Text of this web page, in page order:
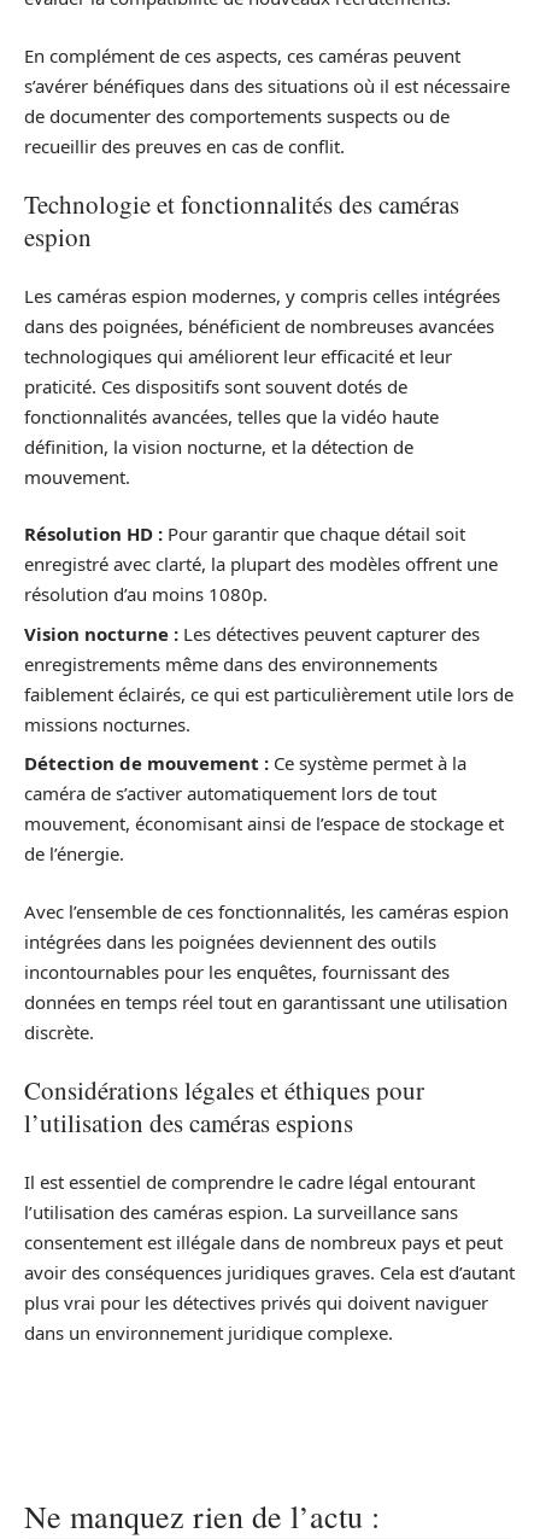
En complément de ces aspects, ces caméras peuvent
s’avérer bénéfiques dans des situations où il est nécessaire
de documenter des comportements suspects ou de
recueillir des preuves en cas de conflit.
Technologie et fonctionnalités des caméras
espion
Les caméras espion modernes, y compris celles intégrées
dans des poignées, bénéficient de nombreuses avancées
technologiques qui améliorent leur efficacité et leur
praticité. Ces dispositifs sont souvent dotés de
fonctionnalités avancées, telles que la vidéo haute
définition, la vision nocturne, et la détection de
mouvement.
Résolution HD : Pour garantir que chaque détail soit
enregistré avec clarté, la plupart des modèles offrent une
résolution d’au moins 1080p.
Vision nocturne : Les détectives peuvent capturer des
enregistrements même dans des environnements
faiblement éclairés, ce qui est particulièrement utile lors de
missions nocturnes.
Détection de mouvement : Ce système permet à la
caméra de s’activer automatiquement lors de tout
mouvement, économisant ainsi de l’espace de stockage et
de l’énergie.
Avec l’ensemble de ces fonctionnalités, les caméras espion
intégrées dans les poignées deviennent des outils
incontournables pour les enquêtes, fournissant des
données en temps réel tout en garantissant une utilisation
discrète.
Considérations légales et éthiques pour
l’utilisation des caméras espions
Il est essentiel de comprendre le cadre légal entourant
l’utilisation des caméras espion. La surveillance sans
consentement est illégale dans de nombreux pays et peut
avoir des conséquences juridiques graves. Cela est d’autant
plus vrai pour les détectives privés qui doivent naviguer
dans un environnement juridique complexe.
Ne manquez rien de l’actu :